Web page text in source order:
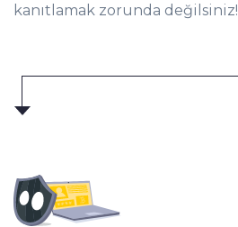
kanıtlamak zorunda değilsiniz!